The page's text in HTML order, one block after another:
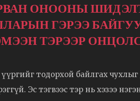
ОНООНЫ
ГЭРЭЭ
ТЭРЭЭР
тодорхой байлгах
Эс тэгвээс тэр нь хэзээ